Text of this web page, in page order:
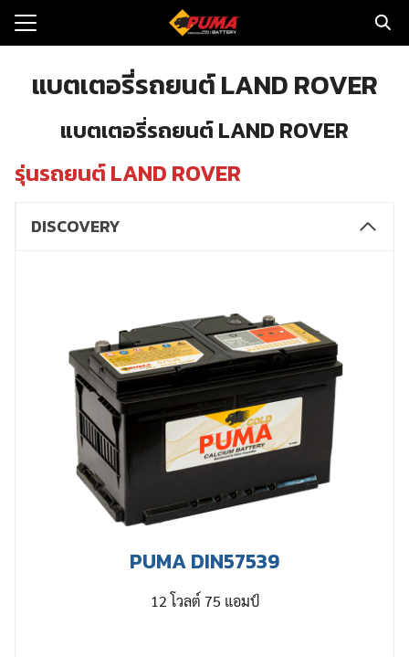
Skip
และข่าว
แบตเตอรี่รถยนต์ LAND ROVER
แบตเตอรี่รถยนต์ LAND ROVER
รุ่นรถยนต์ LAND ROVER
DISCOVERY
PUMA DIN57539
12 โวลต์ 75 แอมป์